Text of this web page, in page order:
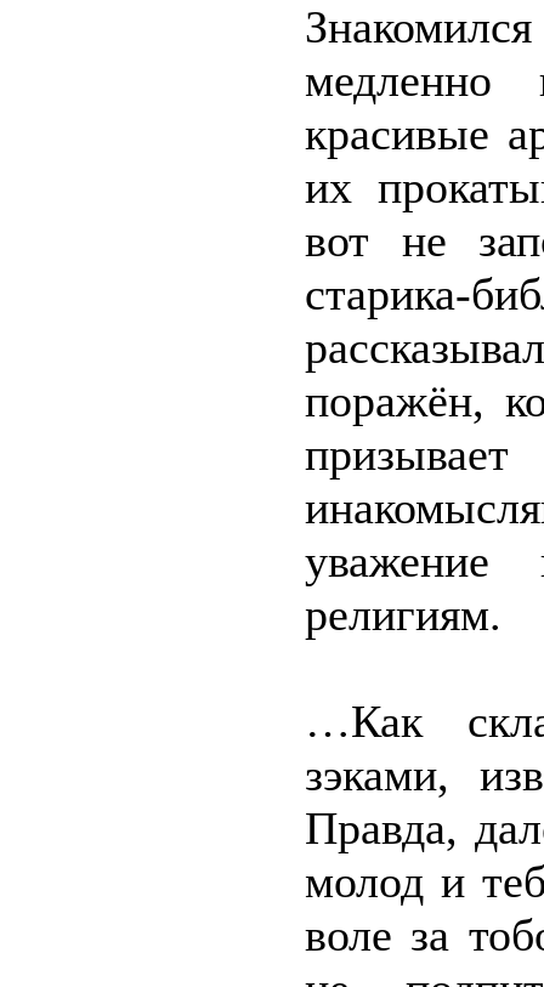
медленно
красивые
их
вот не
поражён,
уважение
религиям.
…Как
зэками,
Правда,
молод и
воле за